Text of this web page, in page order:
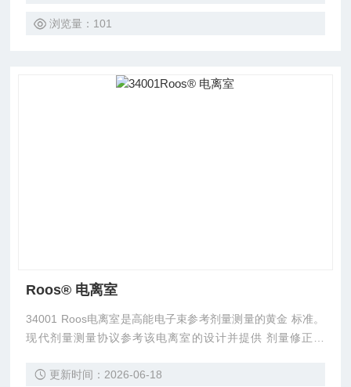
浏览量：101
Roos® 电离室
34001 Roos电离室是高能电子束参考剂量测量的黄金 标准。
现代剂量测量协议参考该电离室的设计并提供 剂量修正因
s电离室也非常适合测量高能光子深度 剂量曲线。该电离室可
更新时间：2026-06-18